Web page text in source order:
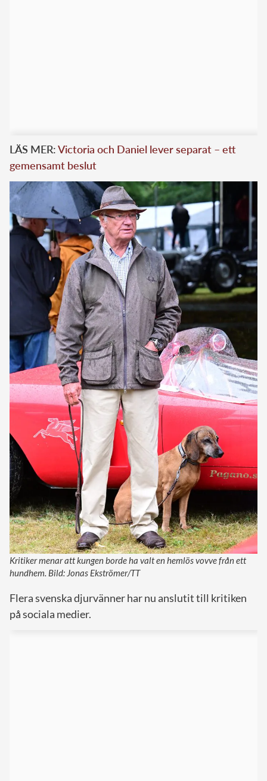
LÄS MER:Victoria och Daniel lever separat – ett
gemensamt beslut
Kritiker menar att kungen borde ha valt en hemlös vovve från ett
hundhem. Bild: Jonas Ekströmer/TT
Flera svenska djurvänner har nu anslutit till kritiken
på sociala medier.